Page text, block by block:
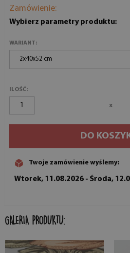
Zamówienie:
Wybierz parametry produktu:
WARIANT:
2x40x52 cm
ILOŚĆ:
x
DO
Twoje zamówienie wyślemy:
Wtorek, 11.08.2026 - Środa,
GALERIA PRODUKTU: